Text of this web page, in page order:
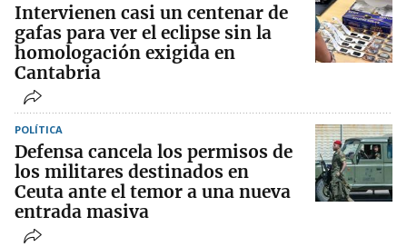
Intervienen casi un centenar de
gafas para ver el eclipse sin la
homologación exigida en
Cantabria
POLÍTICA
Defensa cancela los permisos de
los militares destinados en
Ceuta ante el temor a una nueva
entrada masiva